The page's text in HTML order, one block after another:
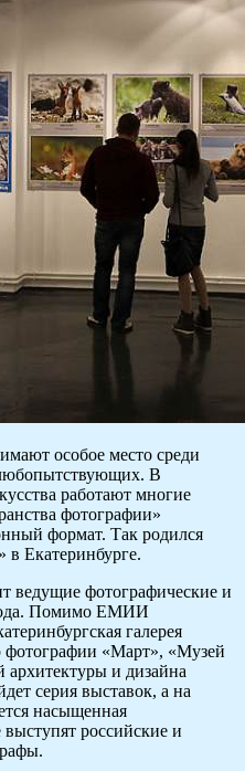
особое место среди
В
работают многие
фотографии»
формат. Так родился
Екатеринбурге.
ведущие фотографические и
Помимо ЕМИИ
галерея
фотографии «Март», «Музей
архитектуры и дизайна
серия выставок, а на
насыщенная
выступят российские и